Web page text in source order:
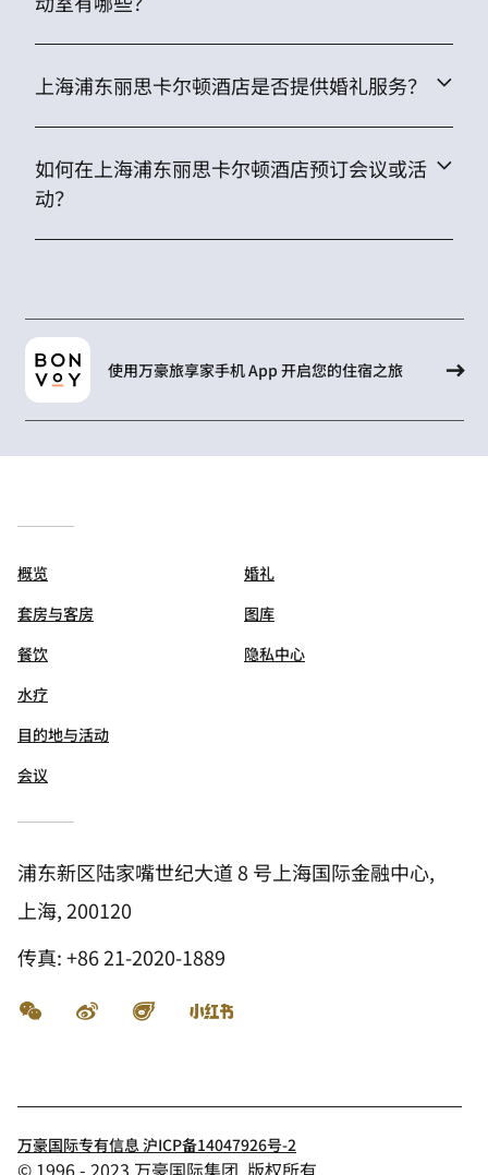
上海浦东丽思卡尔顿酒店是否提供婚礼服务？
如何在上海浦东丽思卡尔顿酒店预订会议或活
动？
使用万豪旅享家手机 App 开启您的住宿之旅
概览
套房与客房
餐饮
水疗
目的地与活动
会议
婚礼
图库
隐私中心
浦东新区陆家嘴世纪大道 8 号上海国际金融中心,
上海, 200120
传真:+86 21-2020-1889
微信 微博 飞猪
万豪国际专有信息 沪ICP备14047926号-2
© 1996 - 2023 万豪国际集团. 版权所有